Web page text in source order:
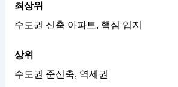
최상위
수도권 신축 아파트, 핵심 입지
상위
수도권 준신축, 역세권